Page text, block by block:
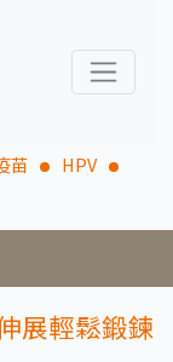
苗
HPV
展輕鬆鍛鍊